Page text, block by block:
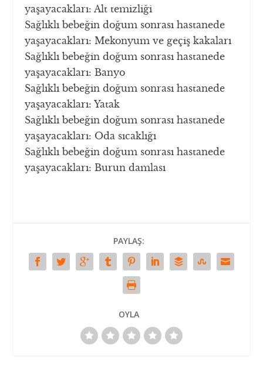
yaşayacakları: Alt temizliği
Sağlıklı bebeğin doğum sonrası hastanede
yaşayacakları: Mekonyum ve geçiş kakaları
Sağlıklı bebeğin doğum sonrası hastanede
yaşayacakları: Banyo
Sağlıklı bebeğin doğum sonrası hastanede
yaşayacakları: Yatak
Sağlıklı bebeğin doğum sonrası hastanede
yaşayacakları: Oda sıcaklığı
Sağlıklı bebeğin doğum sonrası hastanede
yaşayacakları: Burun damlası
PAYLAŞ:
OYLA